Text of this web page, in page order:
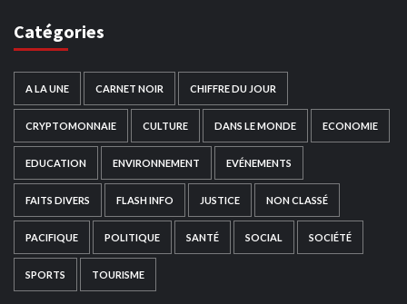
Catégories
A LA UNE CARNET NOIR CHIFFRE DU JOUR
CRYPTOMONNAIE CULTURE DANS LE MONDE ECONOMIE
EDUCATION ENVIRONNEMENT EVÉNEMENTS
FAITS DIVERS FLASH INFO JUSTICE NON CLASSÉ
PACIFIQUE POLITIQUE SANTÉ SOCIAL SOCIÉTÉ
SPORTS TOURISME